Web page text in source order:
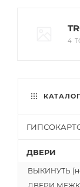
4
КАТАЛОГ
ДВЕРИ
ВЫКИНУТЬ